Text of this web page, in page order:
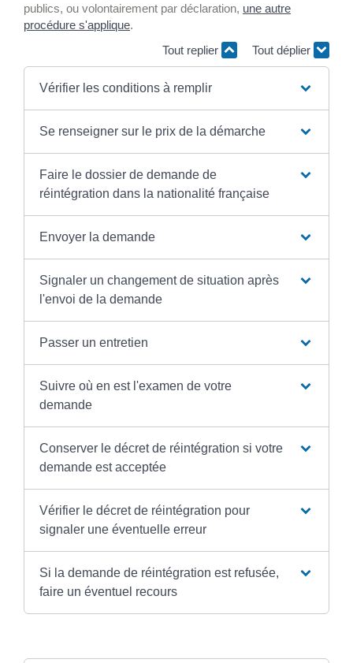
publics, ou volontairement par déclaration, une autre
procédure s'applique.
Tout replier
Tout déplier
Vérifier les conditions à remplir
Se renseigner sur le prix de la démarche
Faire le dossier de demande de
réintégration dans la nationalité française
Envoyer la demande
Signaler un changement de situation après
l'envoi de la demande
Passer un entretien
Suivre où en est l'examen de votre
demande
Conserver le décret de réintégration si votre
demande est acceptée
Vérifier le décret de réintégration pour
signaler une éventuelle erreur
Si la demande de réintégration est refusée,
faire un éventuel recours